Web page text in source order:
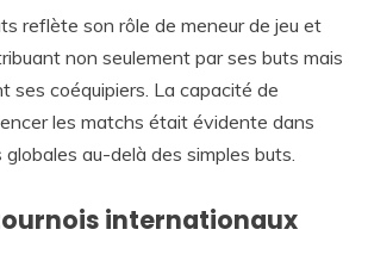
reflète son rôle de meneur de jeu et
non seulement par ses buts mais
ses coéquipiers. La capacité de
les matchs était évidente dans
au-delà des simples buts.
internationaux